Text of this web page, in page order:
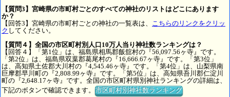
【質問3】宮崎県の市町村ごとのすべての神社のリストはどこにあります
か？
【回答3】宮崎県の市町村ごとの神社の一覧表は、
こちらのリンクをクリッ
ク してください。
【質問４】全国の市区町村別人口10万人当り神社数ランキングは？
【回答４】「第1位」は、福島県相馬郡飯舘村の『56,097.56ヶ寺』です。
「第2位」は、福島県双葉郡葛尾村の『16,666.67ヶ寺』です。「第3位」
は、高知県土佐郡大川村の『4,545.46ヶ寺』です。「第4位」は、山梨県南
巨摩郡早川町の『2,808.99ヶ寺』です。「第5位」は、高知県吾川郡仁淀川
町の『2,648.17ヶ寺』です。全国の市区町村県別神社ランキングの詳細は、
下記のボタンで確認できます。市区町村別神社数ランキング